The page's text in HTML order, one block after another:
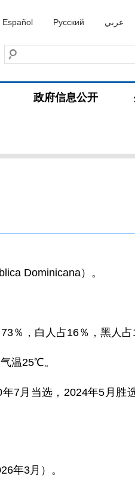
Español Русский عربي
政府信息公开
Dominicana）。
％，白人占16％，黑人占
温25℃。
7月当选，2024年5月胜
年3月）。